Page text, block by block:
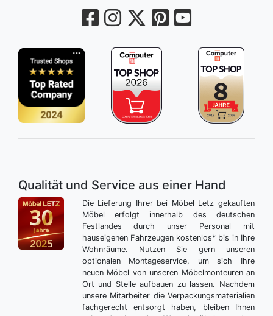
Qualität und Service aus einer Hand
Die Lieferung Ihrer bei Möbel Letz gekauften
Möbel erfolgt innerhalb des deutschen
Festlandes durch unser Personal mit
hauseigenen Fahrzeugen kostenlos* bis in Ihre
Wohnräume. Nutzen Sie gern unseren
optionalen Montageservice, um sich Ihre
neuen Möbel von unseren Möbelmonteuren an
Ort und Stelle aufbauen zu lassen. Nachdem
unsere Mitarbeiter die Verpackungsmaterialien
fachgerecht entsorgt haben, bleiben Ihnen